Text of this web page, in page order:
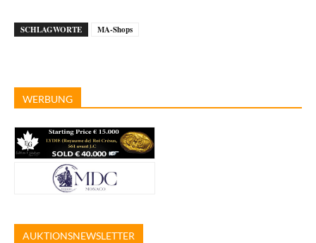
SCHLAGWORTE MA-Shops
WERBUNG
AUKTIONSNEWSLETTER